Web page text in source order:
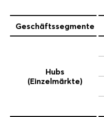
Geschäftssegmente
Hubs
(Einzelmärkte)